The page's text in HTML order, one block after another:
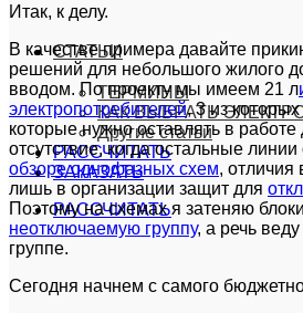
СТАТЬИ
ТЕРМИНЫ
КАК ВЫБРАТЬ
Другие статьи
РАССЧИТАТЬ
ЗАКАЗАТЬ
РАССЧИТАТЬ
Итак, к делу.
В качестве примера давайте
решений для небольшого жилого
вводом. По проекту мы имеем 21 л
электропотребителей, 3 из
которые нужно оставлять в
отсутствие, когда остальные
обзоре однофазных схем, отличия
лишь в организации защит для
Поэтому на схемах я затеняю
неотключаемую группу, а речь
группе.
Сегодня начнем с самого